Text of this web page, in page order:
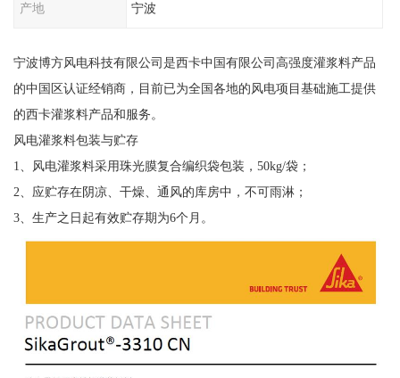
产地 宁波
宁波博方风电科技有限公司是西卡中国有限公司高强度灌浆料产品
的中国区认证经销商，目前已为全国各地的风电项目基础施工提供
的西卡灌浆料产品和服务。
风电灌浆料包装与贮存
1、风电灌浆料采用珠光膜复合编织袋包装，50kg/袋；
2、应贮存在阴凉、干燥、通风的库房中，不可雨淋；
3、生产之日起有效贮存期为6个月。